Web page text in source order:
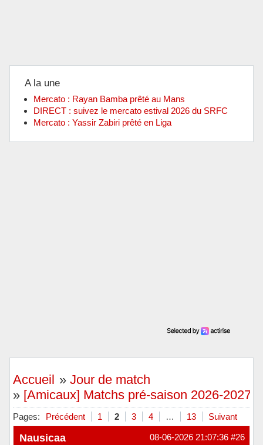
A la une
Mercato : Rayan Bamba prêté au Mans
DIRECT : suivez le mercato estival 2026 du SRFC
Mercato : Yassir Zabiri prêté en Liga
Accueil »Jour de match
» [Amicaux] Matchs pré-saison 2026-2027
Pages: Précédent 1 2 3 4 … 13 Suivant
#26
08-06-2026 21:07:36
Nausicaa